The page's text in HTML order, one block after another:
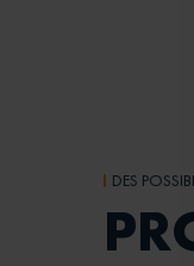
DES